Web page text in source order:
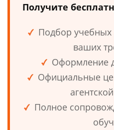
Получите
Подбор учебных
ваших
Оформление
Официальные
Полное